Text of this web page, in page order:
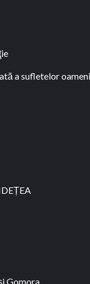
a sufletelor
Gomora